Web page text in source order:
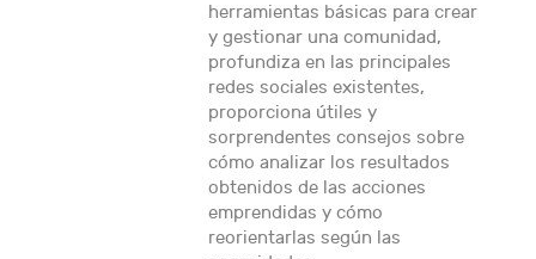
herramientas básicas para crear
y gestionar una comunidad,
profundiza en las principales
redes sociales existentes,
proporciona útiles y
sorprendentes consejos sobre
cómo analizar los resultados
obtenidos de las acciones
emprendidas y cómo
reorientarlas según las